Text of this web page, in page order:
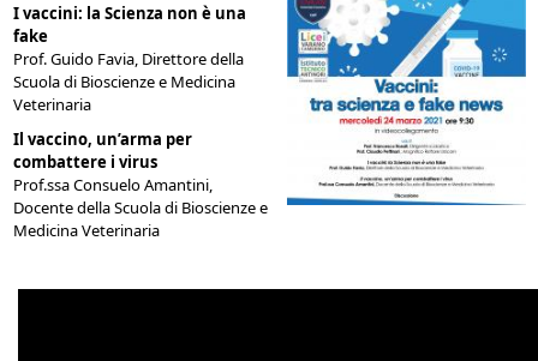
I vaccini: la Scienza non è una
fake
Prof. Guido Favia, Direttore della
Scuola di Bioscienze e Medicina
Veterinaria
Il vaccino, un’arma per
combattere i virus
Prof.ssa Consuelo Amantini,
Docente della Scuola di Bioscienze e
Medicina Veterinaria